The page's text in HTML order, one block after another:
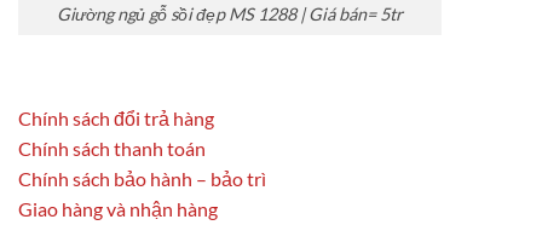
Giường ngủ gỗ sồi đẹp MS 1288 | Giá bán= 5tr
Chính sách đổi trả hàng
Chính sách thanh toán
Chính sách bảo hành – bảo trì
Giao hàng và nhận hàng